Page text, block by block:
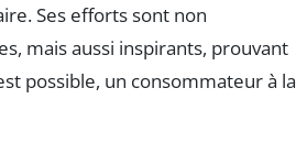
Ses efforts sont non
mais aussi inspirants, prouvant
possible, un consommateur à la